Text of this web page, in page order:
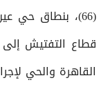
(66)، بنطاق حي
قطاع التفتيش
القاهرة والحي